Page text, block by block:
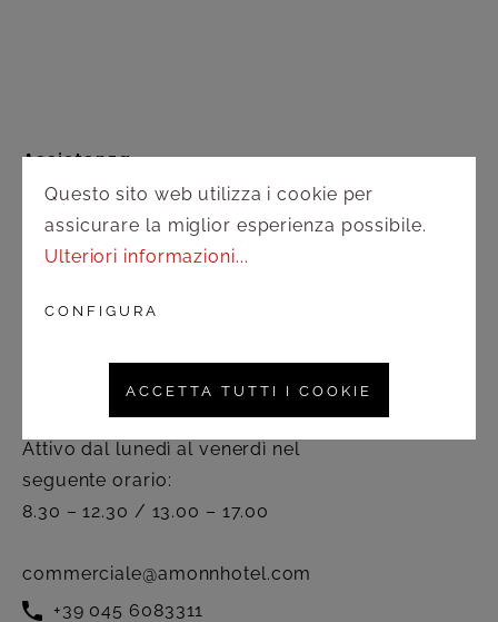
Assistenza
Spedizione e pagamento
Diritto di recesso
Contatto
Attivo dal lunedì al venerdì nel
seguente orario:
8.30 – 12.30 / 13.00 – 17.00
commerciale@amonnhotel.com
+39 045 6083311
Questo sito web utilizza i cookie per
assicurare la miglior esperienza possibile.
Ulteriori informazioni...
CONFIGURA
ACCETTA TUTTI I COOKIE